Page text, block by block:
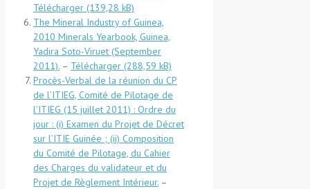
Télécharger
The Mineral Industry of Guinea,
2010 Minerals Yearbook, Guinea,
Yadira Soto-Viruet (September
2011). – Télécharger
Procès-Verbal de la réunion du CP
de l’ITIEG, Comité de Pilotage de
l’ITIEG (15 juillet 2011) : Ordre du
jour : (i) Examen du Projet de Décret
sur l’ITIE Guinée ; (ii) Composition
du Comité de Pilotage, du Cahier
des Charges du validateur et du
Projet de Règlement Intérieur. –